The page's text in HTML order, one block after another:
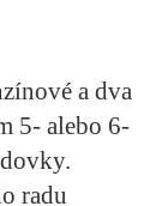
a dva
5- alebo 6-
radu